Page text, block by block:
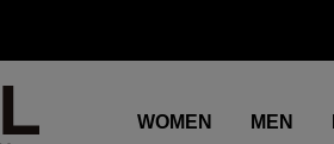
WOMEN MEN